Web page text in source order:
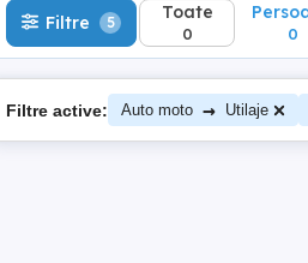
Filtre 5 Toate
0 0
Filtre active: Auto moto → Utilaje